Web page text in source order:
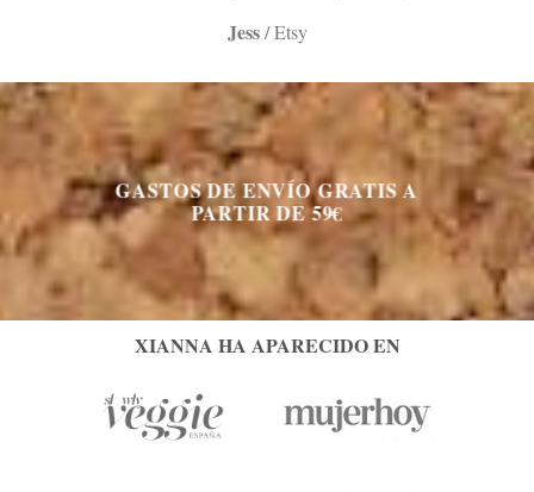
Jess /Etsy
GASTOS DE ENVÍO GRATIS A
PARTIR DE 59€
XIANNA HA APARECIDO EN